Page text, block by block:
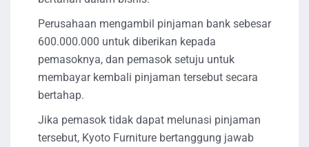
Perusahaan mengambil pinjaman bank sebesar
600.000.000 untuk diberikan kepada
pemasoknya, dan pemasok setuju untuk
membayar kembali pinjaman tersebut secara
bertahap.
Jika pemasok tidak dapat melunasi pinjaman
tersebut, Kyoto Furniture bertanggung jawab